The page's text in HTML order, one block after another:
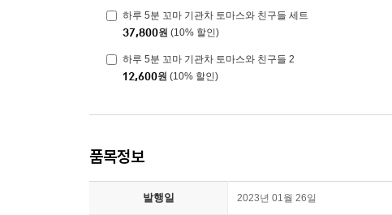
하루 5분 꼬마 기관차 토마스와 친구들 세트
37,800원 (10% 할인)
하루 5분 꼬마 기관차 토마스와 친구들 2
12,600원 (10% 할인)
품목정보
발행일 2023년 01월 26일